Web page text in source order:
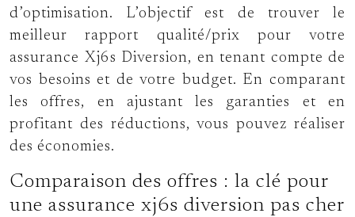
d’optimisation. L’objectif est de trouver le
meilleur rapport qualité/prix pour votre
assurance Xj6s Diversion, en tenant compte de
vos besoins et de votre budget. En comparant
les offres, en ajustant les garanties et en
profitant des réductions, vous pouvez réaliser
des économies.
Comparaison des offres : la clé pour
une assurance xj6s diversion pas cher